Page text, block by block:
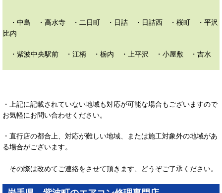
・中島 ・高水寺 ・二日町 ・日詰 ・日詰西 ・桜町 ・平
比内
・紫波中央駅前 ・江柄 ・栃内 ・上平沢 ・小屋敷 ・吉水
・上記に記載されていない地域も対応が可能な場合もございますので
お気軽にお問い合わせください。
・直行店の都合上、対応が難しい地域、または施工対象外の地域があ
る場合がございます。
その際は改めてご連絡をさせて頂きます、どうぞご了承ください。